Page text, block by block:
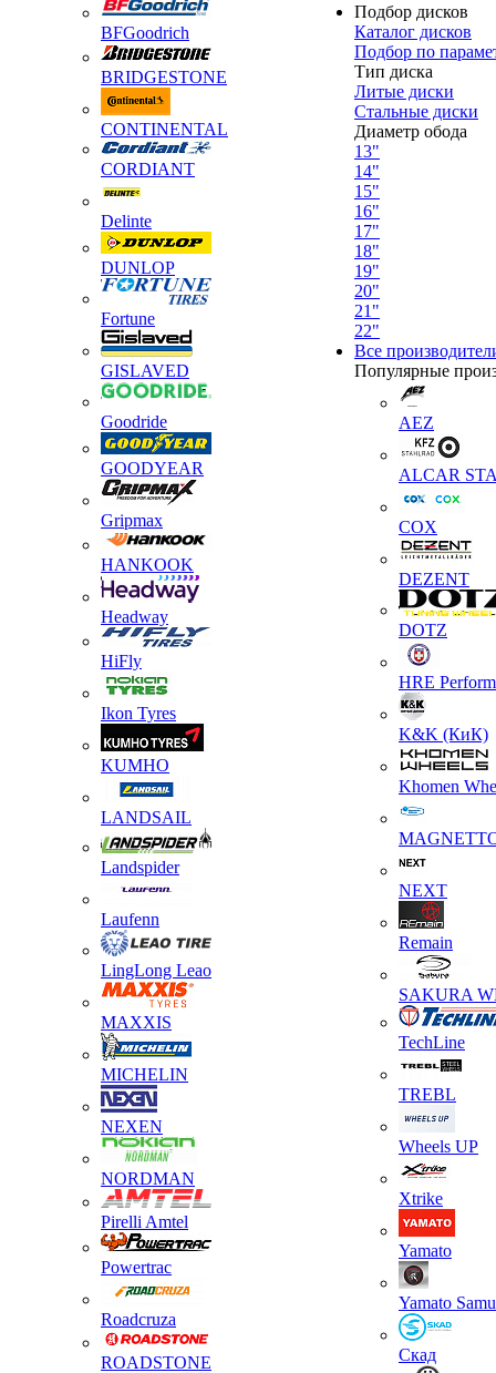
BFGoodrich
BRIDGESTONE
CONTINENTAL
CORDIANT
Delinte
DUNLOP
Fortune
GISLAVED
Goodride
GOODYEAR
Gripmax
HANKOOK
Headway
HiFly
Ikon Tyres
KUMHO
LANDSAIL
Landspider
Laufenn
LingLong Leao
MAXXIS
MICHELIN
NEXEN
NORDMAN
Pirelli Amtel
Powertrac
Roadcruza
ROADSTONE
Подбор дисков
Каталог дисков
Подбор по
Тип диска
Литые диски
Стальные диски
Диаметр обода
13"
14"
15"
16"
17"
18"
19"
20"
21"
22"
Все
Популярные
AEZ
ALCAR
COX
DEZENT
DOTZ
HRE
K&K (КиК)
Khomen
NEXT
Remain
SAKURA
TechLine
TREBL
Wheels UP
Xtrike
Yamato
Yamato
Скад